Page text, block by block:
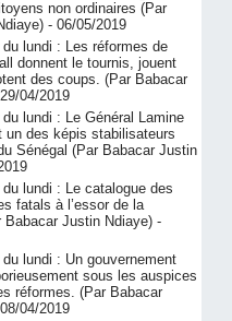
non ordinaires (Par
- 06/05/2019
du lundi : Les réformes de
donnent le tournis, jouent
des coups. (Par Babacar
04/2019
du lundi : Le Général Lamine
un des képis stabilisateurs
Sénégal (Par Babacar Justin
du lundi : Le catalogue des
fatals à l’essor de la
Babacar Justin Ndiaye) -
du lundi : Un gouvernement
sous les auspices
réformes. (Par Babacar
04/2019